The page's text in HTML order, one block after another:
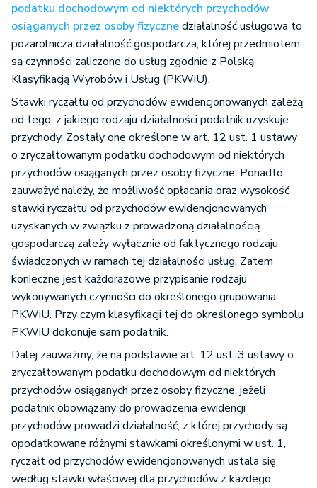
podatku dochodowym od niektórych przychodów
osiąganych przez osoby fizycznedziałalność usługowa to
pozarolnicza działalność gospodarcza, której przedmiotem
są czynności zaliczone do usług zgodnie z Polską
Klasyfikacją Wyrobów i Usług (PKWiU).
Stawki ryczałtu od przychodów ewidencjonowanych zależą
od tego, z jakiego rodzaju działalności podatnik uzyskuje
przychody. Zostały one określone w art. 12 ust. 1 ustawy
o zryczałtowanym podatku dochodowym od niektórych
przychodów osiąganych przez osoby fizyczne. Ponadto
zauważyć należy, że możliwość opłacania oraz wysokość
stawki ryczałtu od przychodów ewidencjonowanych
uzyskanych w związku z prowadzoną działalnością
gospodarczą zależy wyłącznie od faktycznego rodzaju
świadczonych w ramach tej działalności usług. Zatem
konieczne jest każdorazowe przypisanie rodzaju
wykonywanych czynności do określonego grupowania
PKWiU. Przy czym klasyfikacji tej do określonego symbolu
PKWiU dokonuje sam podatnik.
Dalej zauważmy, że na podstawie art. 12 ust. 3 ustawy o
zryczałtowanym podatku dochodowym od niektórych
przychodów osiąganych przez osoby fizyczne, jeżeli
podatnik obowiązany do prowadzenia ewidencji
przychodów prowadzi działalność, z której przychody są
opodatkowane różnymi stawkami określonymi w ust. 1,
ryczałt od przychodów ewidencjonowanych ustala się
według stawki właściwej dla przychodów z każdego